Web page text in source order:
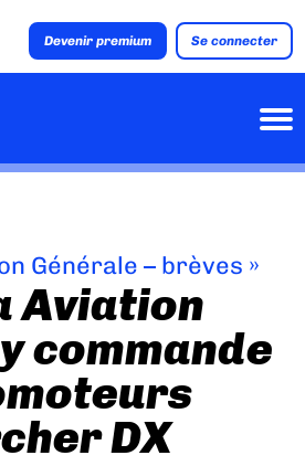
Devenir premium Se connecter
Générale – brèves »
Aviation
commande
DX